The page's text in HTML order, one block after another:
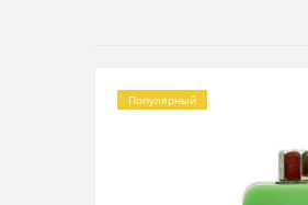
Популярный